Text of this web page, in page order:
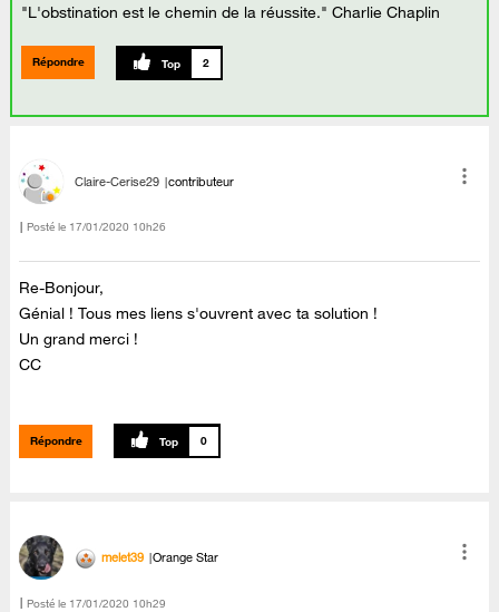
"L'obstination est le chemin de la réussite." Charlie Chaplin
Répondre 2
Claire-Cerise29 contributeur
Posté le ‎17/01/2020 10h26
Re-Bonjour,
Génial ! Tous mes liens s'ouvrent avec ta solution !
Un grand merci !
CC
Répondre 0
melet39 Orange Star
Posté le ‎17/01/2020 10h29